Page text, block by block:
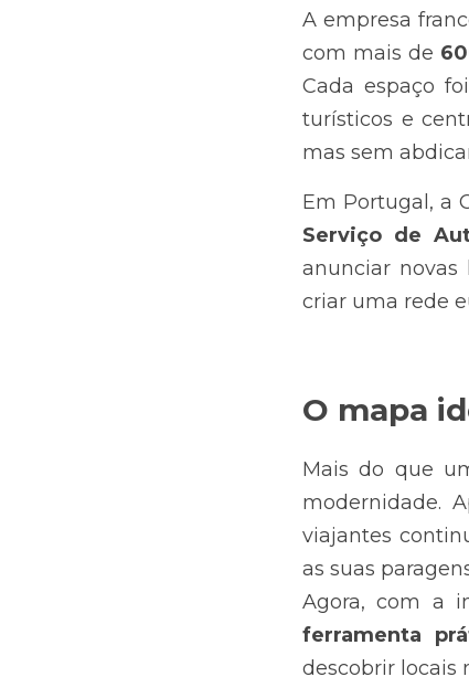
A empresa
com mais de
Cada espaço
turísticos e
mas sem
Em Portugal, a
Serviço de
anunciar novas
criar uma rede
O mapa
Mais do que
modernidade.
viajantes
as suas
ferramenta
descobrir locais